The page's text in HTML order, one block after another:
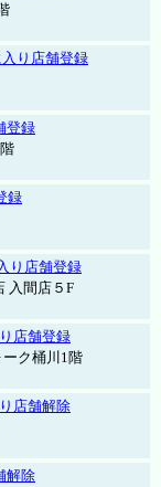
り店舗登録
登録
録
り店舗登録
入間店５F
店舗登録
ク桶川1階
店舗解除
解除